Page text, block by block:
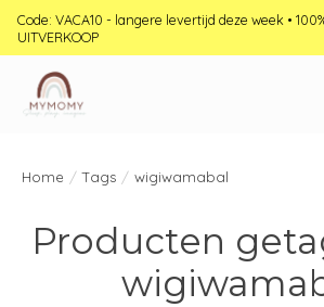
Code: VACA10 - langere levertijd deze week •
UITVERKOOP
Home / Tags / wigiwamabal
Producten